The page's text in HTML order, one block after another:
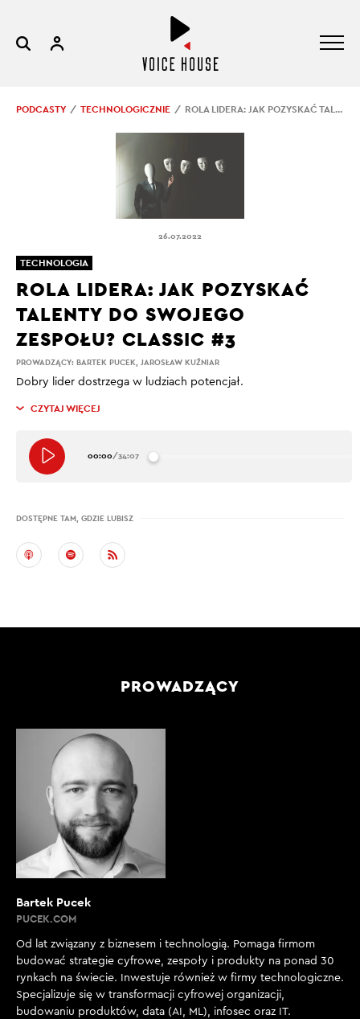
PODCASTY TECHNOLOGICZNIE ROLA LIDERA: JAK POZYSKAĆ TALENTY DO SWOJEGO ZESPOŁU? CLASSIC #3
26.07.2022
PROWADZĄCY: BARTEK PUCEK, JAROSŁAW KUŹNIAR
ROLA LIDERA: JAK POZYSKAĆ
TALENTY DO SWOJEGO
ZESPOŁU? CLASSIC #3
Dobry lider dostrzega w ludziach potencjał.
CZYTAJ WIĘCEJ
00:00/34:07
DOSTĘPNE TAM, GDZIE LUBISZ
TECHNOLOGIA
PROWADZĄCY
Bartek Pucek
PUCEK.COM
Od lat związany z biznesem i technologią. Pomaga firmom
budować strategie cyfrowe, zespoły i produkty na ponad 30
rynkach na świecie. Inwestuje również w firmy technologiczne.
Specjalizuje się w transformacji cyfrowej organizacji,
budowaniu produktów, data (AI, ML), infosec oraz IT.